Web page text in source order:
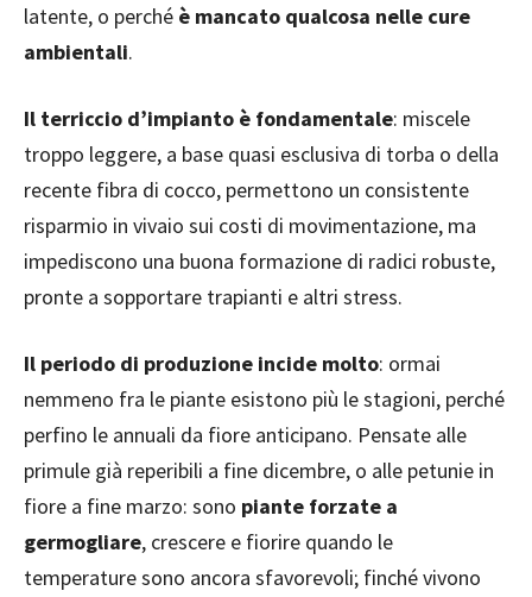
latente, o perché è mancato qualcosa nelle cure
ambientali.
Il terriccio d’impianto è fondamentale: miscele
troppo leggere, a base quasi esclusiva di torba o della
recente fibra di cocco, permettono un consistente
risparmio in vivaio sui costi di movimentazione, ma
impediscono una buona formazione di radici robuste,
pronte a sopportare trapianti e altri stress.
Il periodo di produzione incide molto: ormai
nemmeno fra le piante esistono più le stagioni, perché
perfino le annuali da fiore anticipano. Pensate alle
primule già reperibili a fine dicembre, o alle petunie in
fiore a fine marzo: sono piante forzate a
germogliare, crescere e fiorire quando le
temperature sono ancora sfavorevoli; finché vivono